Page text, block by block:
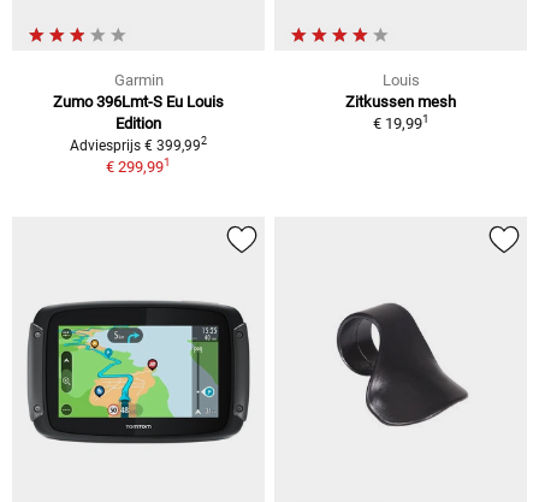
Garmin
Zumo 396Lmt-S Eu Louis
Edition
Adviesprijs € 399,992
€ 299,991
Louis
Zitkussen mesh
€ 19,991